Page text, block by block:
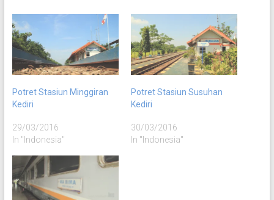
Potret Stasiun Minggiran
Kediri
29/03/2016
In "Indonesia"
Potret Stasiun Susuhan
Kediri
30/03/2016
In "Indonesia"